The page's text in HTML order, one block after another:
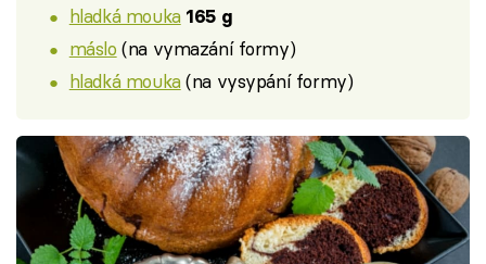
hladká mouka 165 g
máslo (na vymazání formy)
hladká mouka(na vysypání formy)